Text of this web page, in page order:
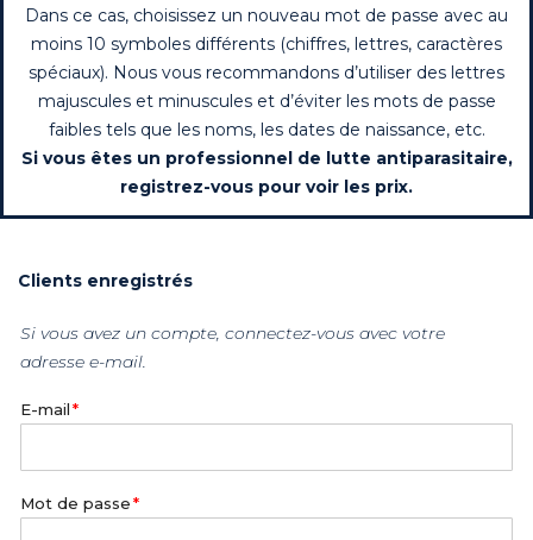
Dans ce cas, choisissez un nouveau mot de passe avec au
moins 10 symboles différents (chiffres, lettres, caractères
spéciaux). Nous vous recommandons d’utiliser des lettres
majuscules et minuscules et d’éviter les mots de passe
faibles tels que les noms, les dates de naissance, etc.
Si vous êtes un professionnel de lutte antiparasitaire,
registrez-vous pour voir les prix.
Clients enregistrés
Si vous avez un compte, connectez-vous avec votre
adresse e-mail.
E-mail
Mot de passe